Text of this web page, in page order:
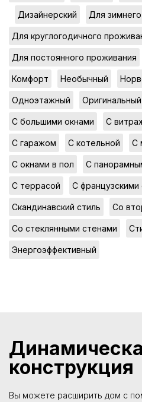
Дизайнерский Для
Для круглогодичного
Для постоянного проживания
Комфорт Необычный
Одноэтажный Оригинальный
С большими окнами С
С гаражом С котельной С
С окнами в пол С
С террасой С французскими
Скандинавский стиль Со
Со стеклянными стенами
Энергоэффективный
конструкция
Вы можете расширить дом с